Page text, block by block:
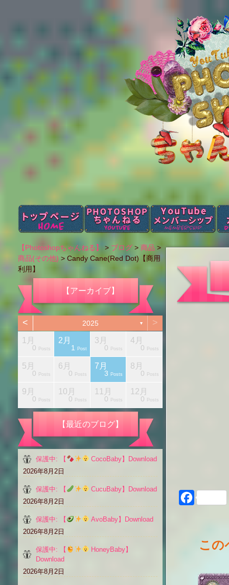
アハ体験【ショー
ト動画】
タイポグラフィ
レタッチ
肌のレタッチ
切り抜き
画像編集
色調補正
カラー変更
Photoshopの機能
Photoshop以外
お知らせ
この
【Photoshopちゃんねる】 > ブログ > 商品 >
商品(その他) > Candy Cane(Red Dot)【商用
利用】
【アーカイブ】
< 2025 ▼ >
1月
0 Posts
2月
1 Post
3月
0 Posts
4月
0 Posts
5月
0 Posts
6月
0 Posts
7月
3 Posts
8月
0 Posts
9月
0 Posts
10月
0 Posts
11月
0 Posts
12月
0 Posts
【最近のブログ】
保護中: 【
CocoBaby】Download
2026年8月2日
保護中: 【
CucuBaby】Download
2026年8月2日
保護中: 【
AvoBaby】Download
2026年8月2日
保護中: 【
HoneyBaby】
Download
2026年8月2日